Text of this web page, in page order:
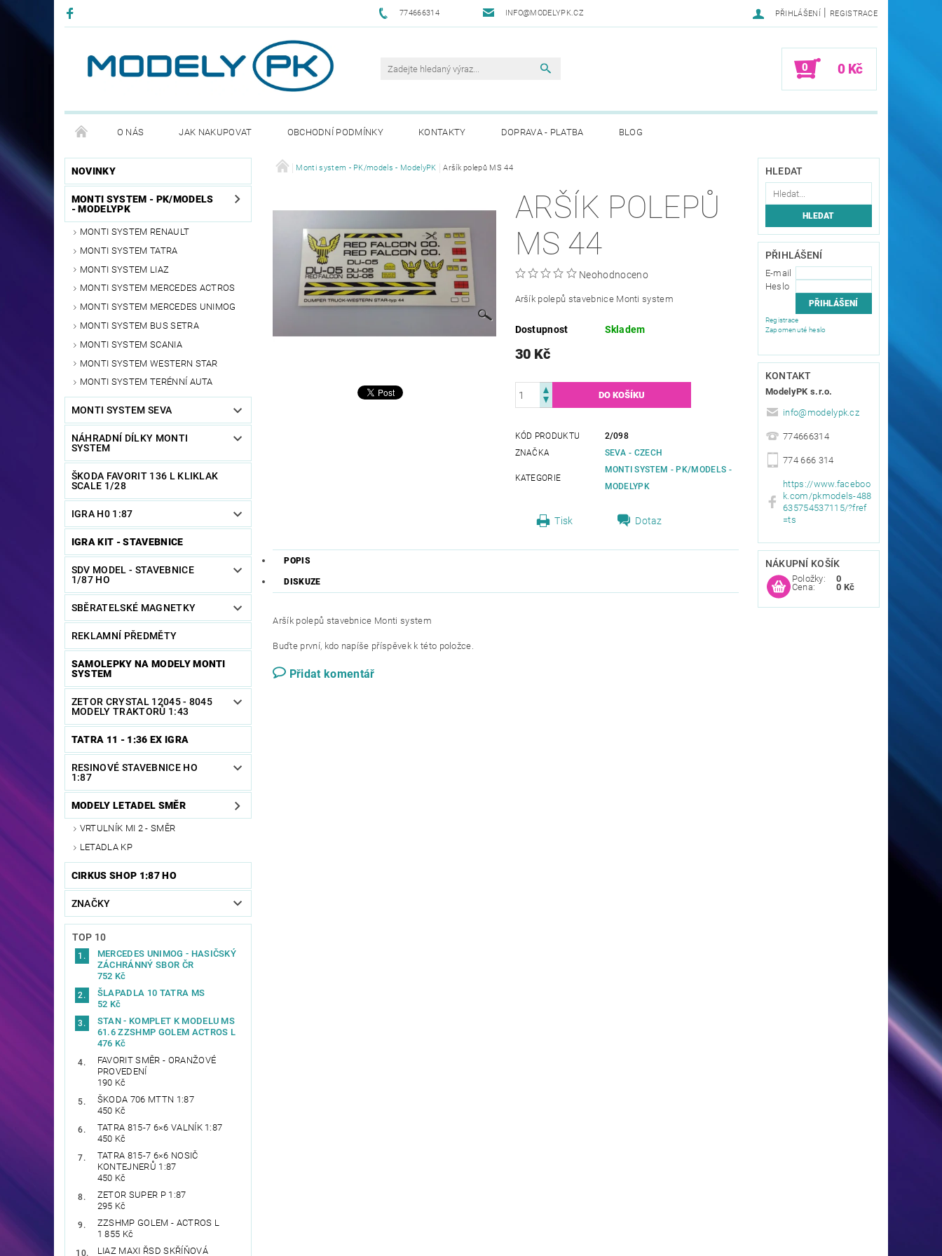
774666314 INFO@MODELYPK.CZ PŘIHLÁŠENÍ | REGISTRACE
0 0 Kč
O NÁS JAK NAKUPOVAT OBCHODNÍ PODMÍNKY KONTAKTY DOPRAVA - PLATBA BLOG
PODMÍNKY OCHRANNY OSOBNÍCH ÚDAJŮ GDPR
NOVINKY
MONTI SYSTEM - PK/MODELS
- MODELYPK
MONTI SYSTEM RENAULT
MONTI SYSTEM TATRA
MONTI SYSTEM LIAZ
MONTI SYSTEM MERCEDES ACTROS
MONTI SYSTEM MERCEDES UNIMOG
MONTI SYSTEM BUS SETRA
MONTI SYSTEM SCANIA
MONTI SYSTEM WESTERN STAR
MONTI SYSTEM TERÉNNÍ AUTA
MONTI SYSTEM SEVA
NÁHRADNÍ DÍLKY MONTI
SYSTEM
ŠKODA FAVORIT 136 L KLIKLAK
SCALE 1/28
IGRA H0 1:87
IGRA KIT - STAVEBNICE
SDV MODEL - STAVEBNICE
1/87 HO
SBĚRATELSKÉ MAGNETKY
REKLAMNÍ PŘEDMĚTY
SAMOLEPKY NA MODELY MONTI
SYSTEM
ZETOR CRYSTAL 12045 - 8045
MODELY TRAKTORŮ 1:43
TATRA 11 - 1:36 EX IGRA
RESINOVÉ STAVEBNICE HO
1:87
MODELY LETADEL SMĚR
VRTULNÍK MI 2 - SMĚR
LETADLA KP
CIRKUS SHOP 1:87 HO
ZNAČKY
TOP 10
MERCEDES UNIMOG - HASIČSKÝ
ZÁCHRÁNNÝ SBOR ČR
752 Kč
ŠLAPADLA 10 TATRA MS
52 Kč
STAN - KOMPLET K MODELU MS
61.6 ZZSHMP GOLEM ACTROS L
476 Kč
FAVORIT SMĚR - ORANŽOVÉ
PROVEDENÍ
190 Kč
ŠKODA 706 MTTN 1:87
450 Kč
TATRA 815-7 6×6 VALNÍK 1:87
450 Kč
TATRA 815-7 6×6 NOSIČ
KONTEJNERŮ 1:87
450 Kč
ZETOR SUPER P 1:87
295 Kč
ZZSHMP GOLEM - ACTROS L
1 855 Kč
LIAZ MAXI ŘSD SKŘÍŇOVÁ
Monti system - PK/models - ModelyPK Aršík polepů MS 44
ARŠÍK POLEPŮ
MS 44
Neohodnoceno
Aršík polepů stavebnice Monti system
Dostupnost Skladem
30 Kč
KÓD PRODUKTU
2/098
ZNAČKA
SEVA - CZECH
KATEGORIE
MONTI SYSTEM - PK/MODELS -
MODELYPK
Tisk Dotaz
POPIS
DISKUZE
Aršík polepů stavebnice Monti system
Buďte první, kdo napíše příspěvek k této položce.
Přidat komentář
HLEDAT
PŘIHLÁŠENÍ
E-mail
Heslo
Registrace
Zapomenuté heslo
KONTAKT
ModelyPK s.r.o.
info@modelypk.cz
774666314
774 666 314
https://www.faceboo
k.com/pkmodels-488
635754537115/?fref
=ts
NÁKUPNÍ KOŠÍK
Položky:
Cena:
0
0 Kč